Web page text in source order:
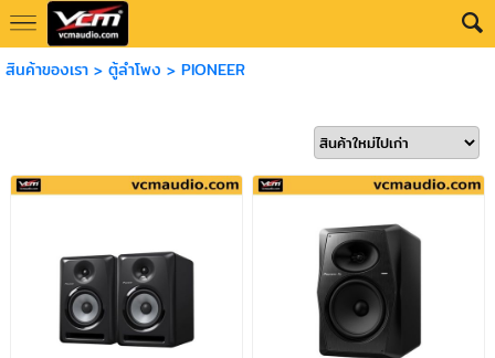
สินค้าของเรา> ตู้ลำโพง > PIONEER